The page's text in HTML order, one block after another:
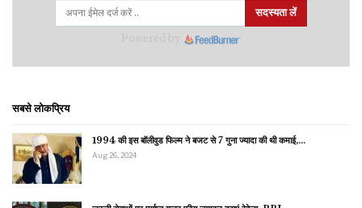
सदस्यता लें
सबसे लोकप्रिय
1994 की इस बॉलीवुड फिल्म ने बजट से 7 गुना ज्यादा की थी कमाई,…
Aug 26, 2024